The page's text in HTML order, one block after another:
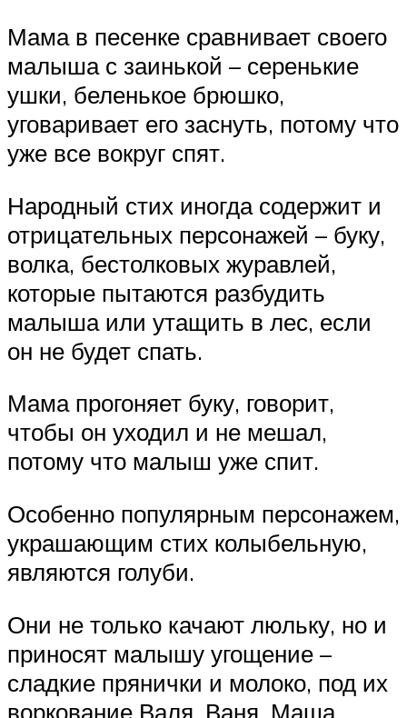
Мама в песенке сравнивает своего
малыша с заинькой – серенькие
ушки, беленькое брюшко,
уговаривает его заснуть, потому что
уже все вокруг спят.
Народный стих иногда содержит и
отрицательных персонажей – буку,
волка, бестолковых журавлей,
которые пытаются разбудить
малыша или утащить в лес, если
он не будет спать.
Мама прогоняет буку, говорит,
чтобы он уходил и не мешал,
потому что малыш уже спит.
Особенно популярным персонажем,
украшающим стих колыбельную,
являются голуби.
Они не только качают люльку, но и
приносят малышу угощение –
сладкие прянички и молоко, под их
воркование Валя, Ваня, Маша